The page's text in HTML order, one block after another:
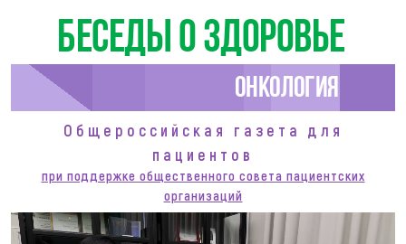
Беседы о здоровье
Онкология
Общероссийская газета для
пациентов
при поддержке общественного совета пациентских
организаций